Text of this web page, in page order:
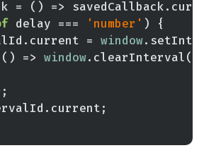
=
() =>
delay === 'number'
=
window
() =>
window